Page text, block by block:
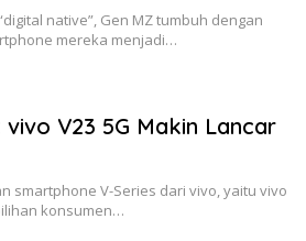
native”, Gen MZ tumbuh dengan
mereka menjadi…
V23 5G Makin Lancar
smartphone V-Series dari vivo, yaitu vivo
konsumen…